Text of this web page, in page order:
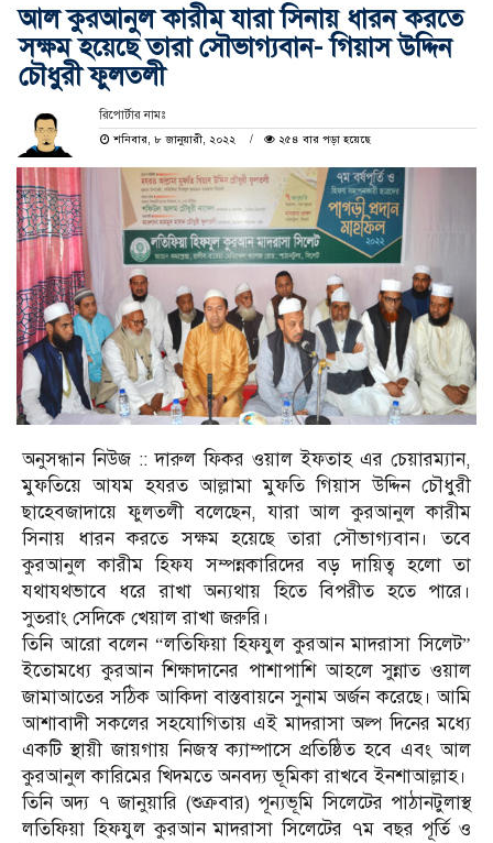
আল কুরআনুল কারীম যারা সিনায় ধারন করতে
সক্ষম হয়েছে তারা সৌভাগ্যবান- গিয়াস উদ্দিন
চৌধুরী ফুলতলী
রিপোর্টার নামঃ
শনিবার, ৮ জানুয়ারী, ২০২২
২৫৪ বার পড়া হয়েছে
অনুসন্ধান নিউজ :: দারুল ফিকর ওয়াল ইফতাহ এর চেয়ারম্যান,
মুফতিয়ে আযম হযরত আল্লামা মুফতি গিয়াস উদ্দিন চৌধুরী
ছাহেবজাদায়ে ফুলতলী বলেছেন, যারা আল কুরআনুল কারীম
সিনায় ধারন করতে সক্ষম হয়েছে তারা সৌভাগ্যবান। তবে
কুরআনুল কারীম হিফয সম্পন্নকারিদের বড় দায়িত্ব হলো তা
যথাযথভাবে ধরে রাখা অন্যথায় হিতে বিপরীত হতে পারে।
সুতরাং সেদিকে খেয়াল রাখা জরুরি।
তিনি আরো বলেন “লতিফিয়া হিফযুল কুরআন মাদরাসা সিলেট”
ইতোমধ্যে কুরআন শিক্ষাদানের পাশাপাশি আহলে সুন্নাত ওয়াল
জামাআতের সঠিক আকিদা বাস্তবায়নে সুনাম অর্জন করেছে। আমি
আশাবাদী সকলের সহযোগিতায় এই মাদরাসা অল্প দিনের মধ্যে
একটি স্থায়ী জায়গায় নিজস্ব ক্যাম্পাসে প্রতিষ্ঠিত হবে এবং আল
কুরআনুল কারিমের খিদমতে অনবদ্য ভূমিকা রাখবে ইনশাআল্লাহ।
তিনি অদ্য ৭ জানুয়ারি (শুক্রবার) পূন্যভূমি সিলেটের পাঠানটুলাস্থ
লতিফিয়া হিফযুল কুরআন মাদরাসা সিলেটের ৭ম বছর পূর্তি ও